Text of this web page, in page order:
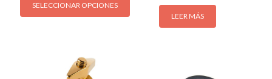
SELECCIONAR OPCIONES
producto
LEER MÁS